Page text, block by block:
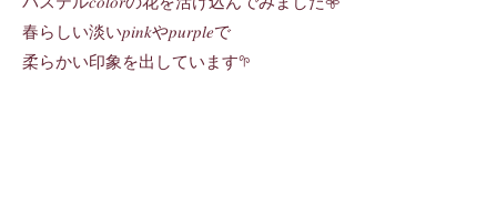
春らしい淡い𝑝𝑖𝑛𝑘や𝑝𝑢𝑟𝑝𝑙𝑒で
柔らかい印象を出しています𖧧